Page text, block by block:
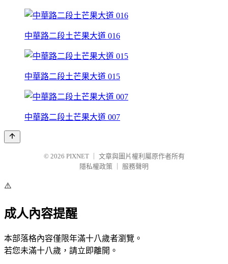
中華路二段土芒果大道 016
中華路二段土芒果大道 015
中華路二段土芒果大道 007
© 2026 PIXNET
文章與圖片權利屬原作者所有
隱私權政策
服務聲明
⚠️
成人內容提醒
本部落格內容僅限年滿十八歲者瀏覽。
若您未滿十八歲，請立即離開。